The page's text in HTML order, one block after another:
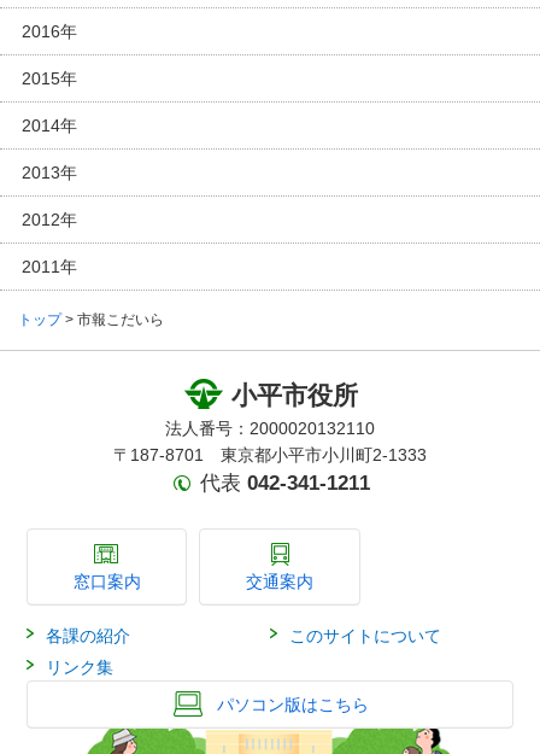
2016年
2015年
2014年
2013年
2012年
2011年
トップ> 市報こだいら
小平市役所
法人番号：2000020132110
〒187-8701 東京都小平市小川町2-1333
代表 042-341-1211
窓口案内 交通案内
各課の紹介
このサイトについて
リンク集
パソコン版はこちら